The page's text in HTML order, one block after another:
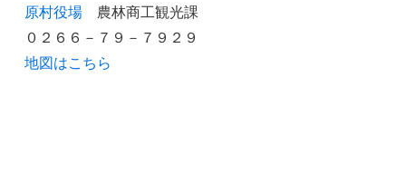
原村役場 農林商工観光課
０２６６－７９－７９２９
地図はこちら